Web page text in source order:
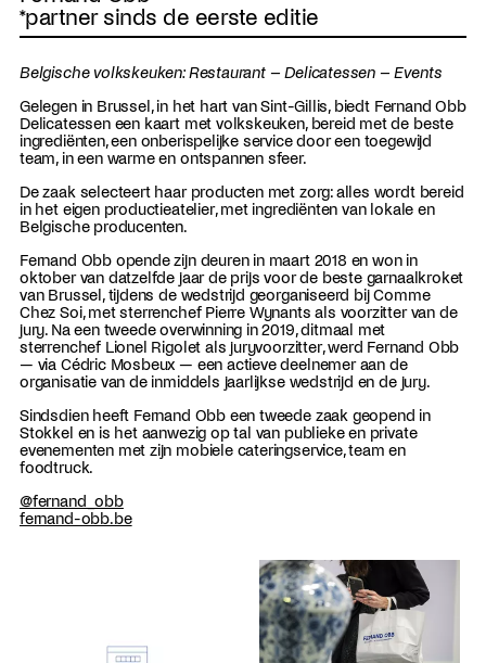
*partner sinds de eerste editie
Belgische volkskeuken: Restaurant – Delicatessen – Events
Gelegen in Brussel, in het hart van Sint-Gillis, biedt Fernand Obb
Delicatessen een kaart met volkskeuken, bereid met de beste
ingrediënten, een onberispelijke service door een toegewijd
team, in een warme en ontspannen sfeer.
De zaak selecteert haar producten met zorg: alles wordt bereid
in het eigen productieatelier, met ingrediënten van lokale en
Belgische producenten.
Fernand Obb opende zijn deuren in maart 2018 en won in
oktober van datzelfde jaar de prijs voor de beste garnaalkroket
van Brussel, tijdens de wedstrijd georganiseerd bij Comme
Chez Soi, met sterrenchef Pierre Wynants als voorzitter van de
jury. Na een tweede overwinning in 2019, ditmaal met
sterrenchef Lionel Rigolet als juryvoorzitter, werd Fernand Obb
— via Cédric Mosbeux — een actieve deelnemer aan de
organisatie van de inmiddels jaarlijkse wedstrijd en de jury.
Sindsdien heeft Fernand Obb een tweede zaak geopend in
Stokkel en is het aanwezig op tal van publieke en private
evenementen met zijn mobiele cateringservice, team en
foodtruck.
@fernand_obb
fernand-obb.be